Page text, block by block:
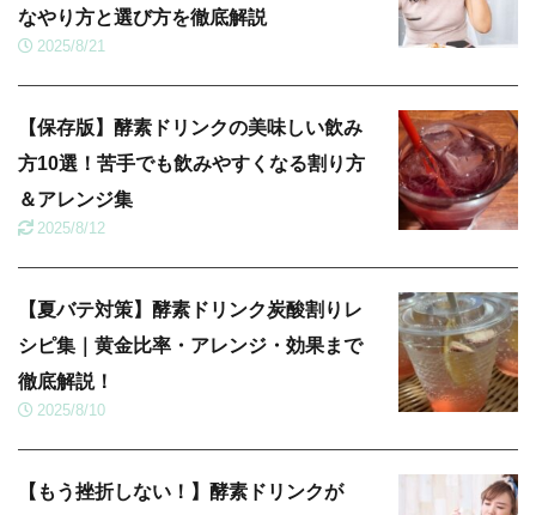
なやり方と選び方を徹底解説
2025/8/21
【保存版】酵素ドリンクの美味しい飲み
方10選！苦手でも飲みやすくなる割り方
＆アレンジ集
2025/8/12
【夏バテ対策】酵素ドリンク炭酸割りレ
シピ集｜黄金比率・アレンジ・効果まで
徹底解説！
2025/8/10
【もう挫折しない！】酵素ドリンクが